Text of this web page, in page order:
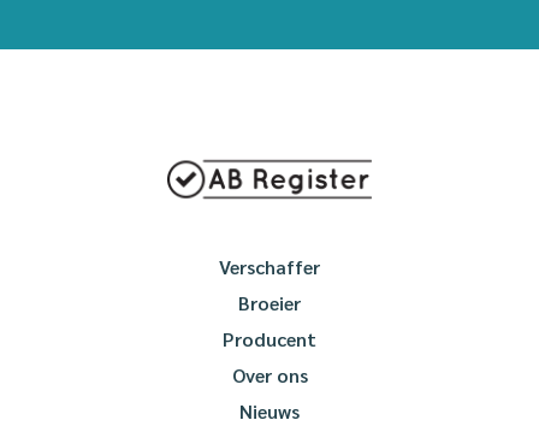
Verschaffer
Broeier
Producent
Over ons
Nieuws